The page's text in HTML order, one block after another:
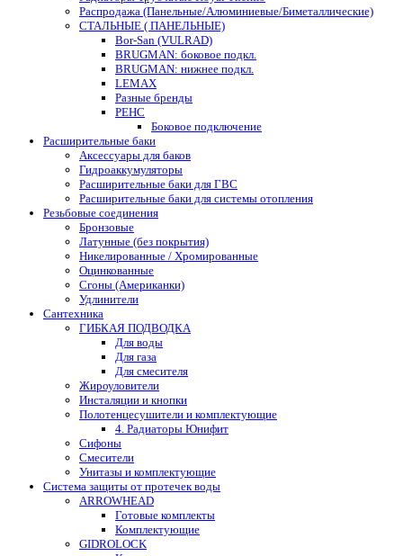
Распродажа (Панельные/Алюминиевые/Биметаллические)
СТАЛЬНЫЕ ( ПАНЕЛЬНЫЕ)
Bor-San (VULRAD)
BRUGMAN: боковое подкл.
BRUGMAN: нижнее подкл.
LEMAX
Разные бренды
РЕНС
Боковое подключение
Расширительные баки
Аксессуары для баков
Гидроаккумуляторы
Расширительные баки для ГВС
Расширительные баки для системы отопления
Резьбовые соединения
Бронзовые
Латунные (без покрытия)
Никелированные / Хромированные
Оцинкованные
Сгоны (Американки)
Удлинители
Сантехника
ГИБКАЯ ПОДВОДКА
Для воды
Для газа
Для смесителя
Жироуловители
Инсталяции и кнопки
Полотенцесушители и комплектующие
4. Радиаторы Юнифит
Сифоны
Смесители
Унитазы и комплектующие
Система защиты от протечек воды
ARROWHEAD
Готовые комплекты
Комплектующие
GIDROLOCK